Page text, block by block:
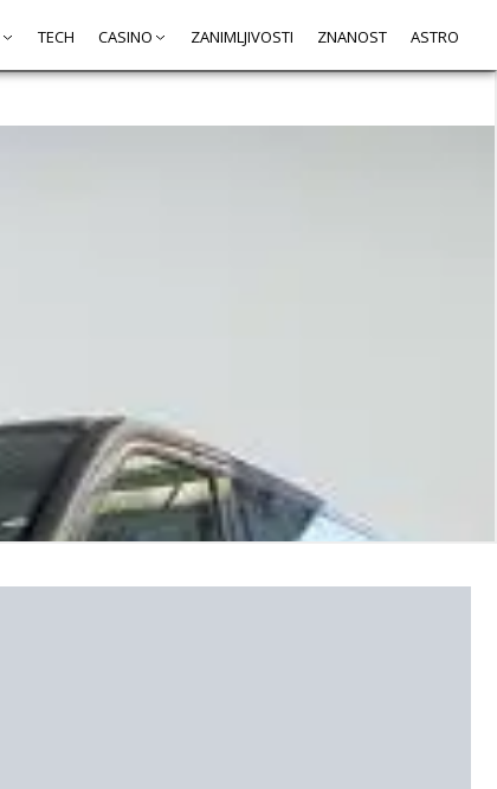
TECH CASINO ZANIMLJIVOSTI ZNANOST ASTRO